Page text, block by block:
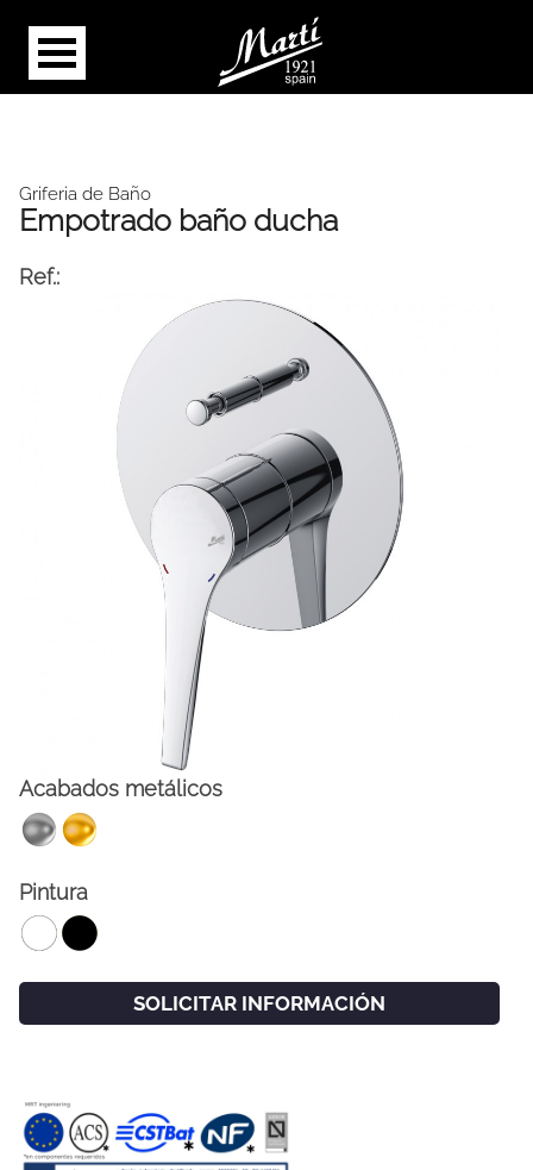
CAT
Griferia de Baño
Empotrado baño ducha
Ref.:
Acabados metálicos
Pintura
SOLICITAR INFORMACIÓN